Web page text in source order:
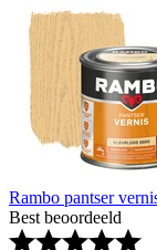
Rambo pantser
Best beoordeeld